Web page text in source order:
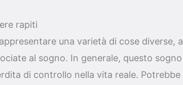
rapiti
una varietà di cose diverse,
al sogno. In generale, questo
di controllo nella vita reale.